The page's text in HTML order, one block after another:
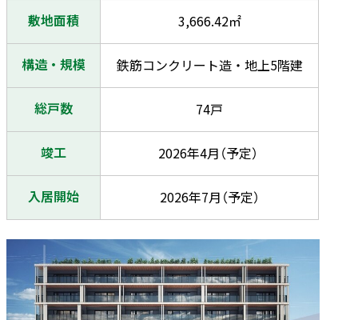
敷地面積 3,666.42㎡
構造・規模 鉄筋コンクリート造・地上5階建
総戸数 74戸
竣工 2026年4月（予定）
入居開始 2026年7月（予定）